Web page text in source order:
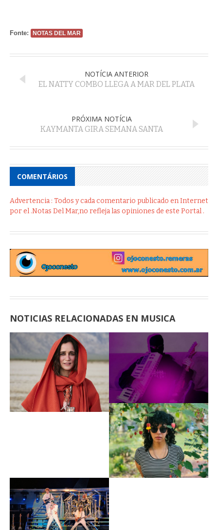
Fonte: NOTAS DEL MAR
NOTÍCIA ANTERIOR
EL NATTY COMBO LLEGA A MAR DEL PLATA
PRÓXIMA NOTÍCIA
KAYMANTA GIRA SEMANA SANTA
COMENTÁRIOS
Advertencia : Todos y cada comentario publicado en Internet
por el .Notas Del Mar,no refleja las opiniones de este Portal .
NOTICIAS RELACIONADAS EN MUSICA